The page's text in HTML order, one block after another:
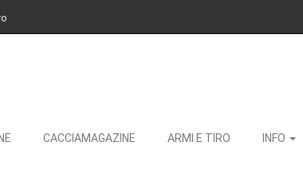
CACCIAMAGAZINE ARMI E TIRO INFO